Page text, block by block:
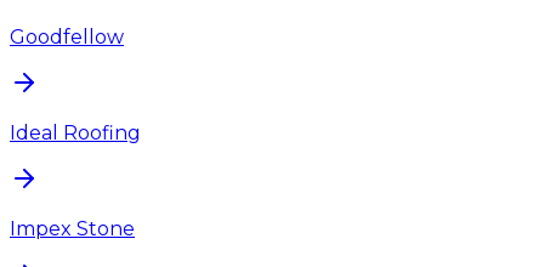
Goodfellow
Ideal Roofing
Impex Stone